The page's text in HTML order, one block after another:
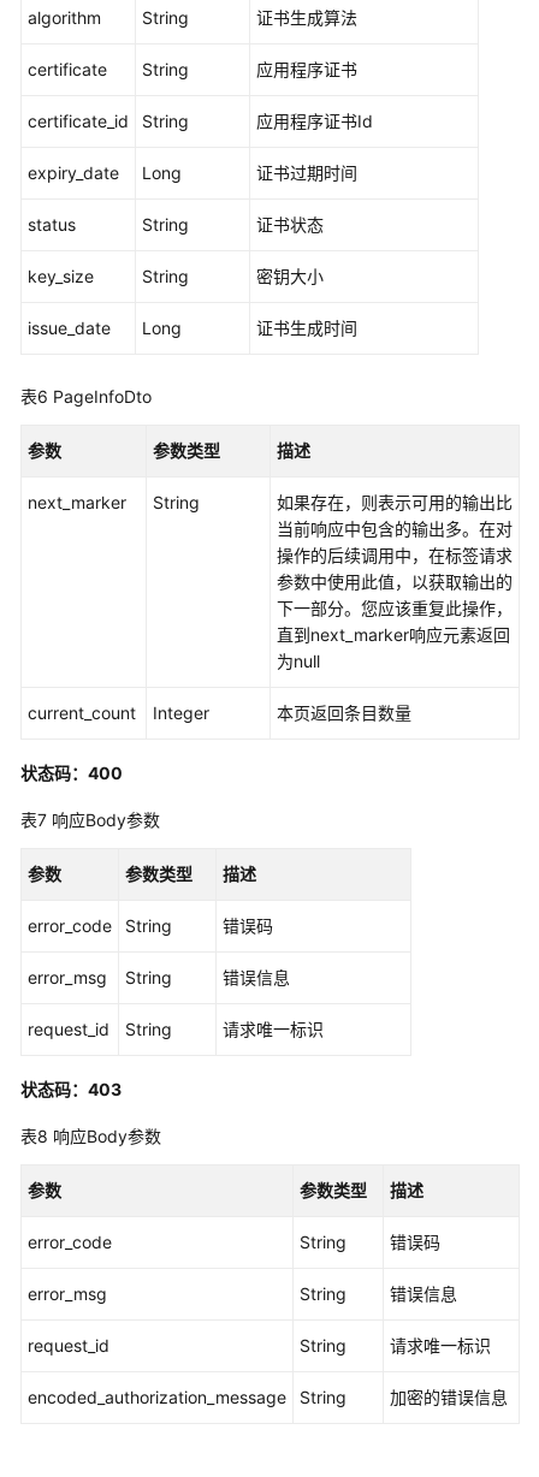
用
序
书
程
证
UpdateApplicationInstanceActiveCertificate
用
序
例
书
DeleteApplicationInstanceCertificate
创
应
程
实
用
algorithm String 证书生成算法
certificate String 应用程序证书
certificate_id String 应用程序证书Id
expiry_date Long 证书过期时间
status String 证书状态
key_size String 密钥大小
issue_date Long 证书生成时间
表6 PageInfoDto
参数 参数类型 描述
next_marker String
如果存在，则表示可用的输出比
当前响应中包含的输出多。在对
操作的后续调用中，在标签请求
参数中使用此值，以获取输出的
下一部分。您应该重复此操作，
直到next_marker响应元素返回
为null
current_count Integer 本页返回条目数量
状态码：400
表7 响应Body参数
参数 参数类型 描述
error_code String 错误码
error_msg String 错误信息
request_id String 请求唯一标识
状态码：403
表8 响应Body参数
参数 参数类型 描述
error_code String 错误码
error_msg String 错误信息
request_id String 请求唯一标识
encoded_authorization_message String 加密的错误信息